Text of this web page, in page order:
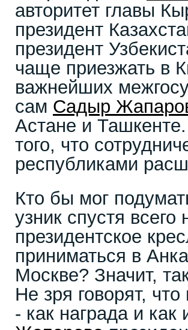
авторитет главы
президент
президент
чаще приезжать в
важнейших
сам Садыр
Астане и
того, что
республиками
Кто бы мог
узник спустя всего
президентское
приниматься в
Москве? Значит,
Не зря говорят,
- как награда и